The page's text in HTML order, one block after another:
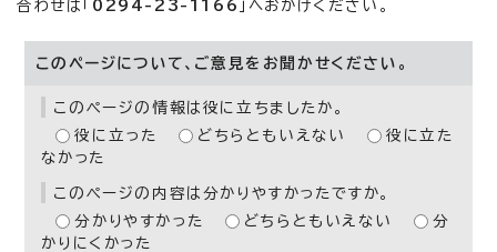
合わせは「 0294-23-1166 」へおかけください。
このページについて、ご意見をお聞かせください。
このページの情報は役に立ちましたか。
役に立った
どちらともいえない
役に立た
なかった
このページの内容は分かりやすかったですか。
分かりやすかった
どちらともいえない
分
かりにくかった